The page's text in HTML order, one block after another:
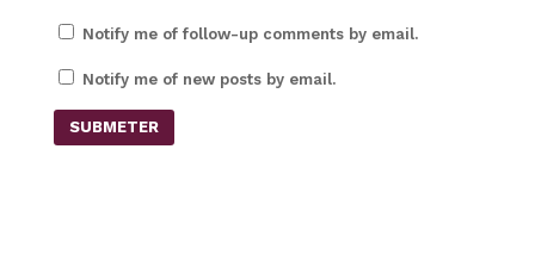
Notify me of follow-up comments by email.
Notify me of new posts by email.
SUBMETER